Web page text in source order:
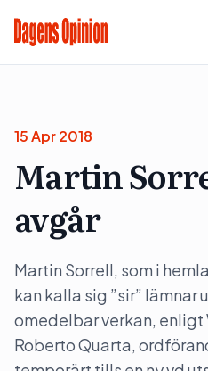
15 Apr 2018
Martin
avgår
Martin Sorrell, som i
kan kalla sig ”sir”
omedelbar verkan, enligt
Roberto Quarta,